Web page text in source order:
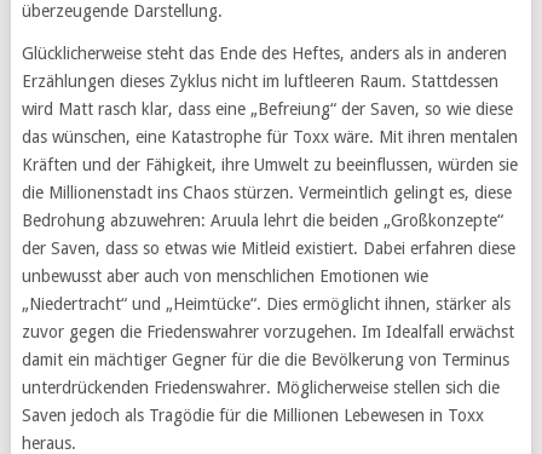
überzeugende Darstellung.
Glücklicherweise steht das Ende des Heftes, anders als in anderen
Erzählungen dieses Zyklus nicht im luftleeren Raum. Stattdessen
wird Matt rasch klar, dass eine „Befreiung“ der Saven, so wie diese
das wünschen, eine Katastrophe für Toxx wäre. Mit ihren mentalen
Kräften und der Fähigkeit, ihre Umwelt zu beeinflussen, würden sie
die Millionenstadt ins Chaos stürzen. Vermeintlich gelingt es, diese
Bedrohung abzuwehren: Aruula lehrt die beiden „Großkonzepte“
der Saven, dass so etwas wie Mitleid existiert. Dabei erfahren diese
unbewusst aber auch von menschlichen Emotionen wie
„Niedertracht“ und „Heimtücke“. Dies ermöglicht ihnen, stärker als
zuvor gegen die Friedenswahrer vorzugehen. Im Idealfall erwächst
damit ein mächtiger Gegner für die die Bevölkerung von Terminus
unterdrückenden Friedenswahrer. Möglicherweise stellen sich die
Saven jedoch als Tragödie für die Millionen Lebewesen in Toxx
heraus.